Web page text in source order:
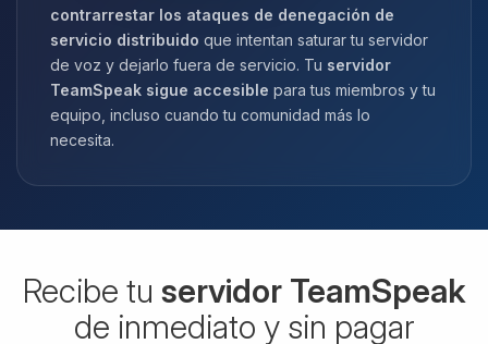
contrarrestar los ataques de denegación de
servicio distribuido que intentan saturar tu servidor
de voz y dejarlo fuera de servicio. Tu servidor
TeamSpeak sigue accesible para tus miembros y tu
equipo, incluso cuando tu comunidad más lo
necesita.
Recibe tu servidor TeamSpeak
de inmediato y sin pagar